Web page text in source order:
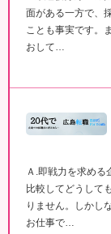
面がある一方で、
ことも事実です。
おして…
Ａ.即戦力を求める
比較してどうして
りません。しかし
お仕事で…